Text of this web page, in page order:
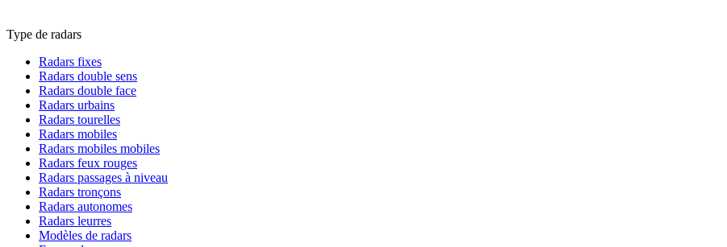
Type de radars
Radars fixes
Radars double sens
Radars double face
Radars urbains
Radars tourelles
Radars mobiles
Radars mobiles mobiles
Radars feux rouges
Radars passages à niveau
Radars tronçons
Radars autonomes
Radars leurres
Modèles de radars